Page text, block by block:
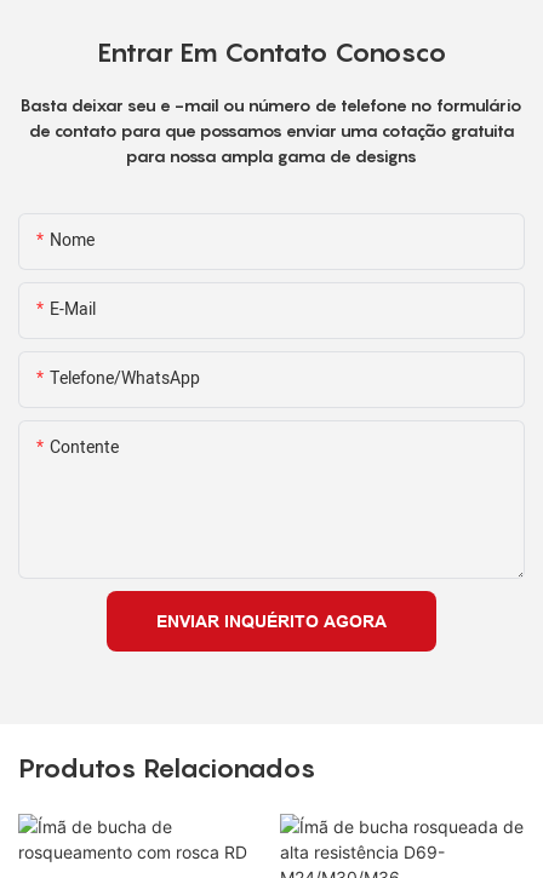
Entrar Em Contato Conosco
Basta deixar seu e -mail ou número de telefone no formulário
de contato para que possamos enviar uma cotação gratuita
para nossa ampla gama de designs
Nome
E-Mail
Telefone/WhatsApp
Contente
ENVIAR INQUÉRITO AGORA
Produtos Relacionados